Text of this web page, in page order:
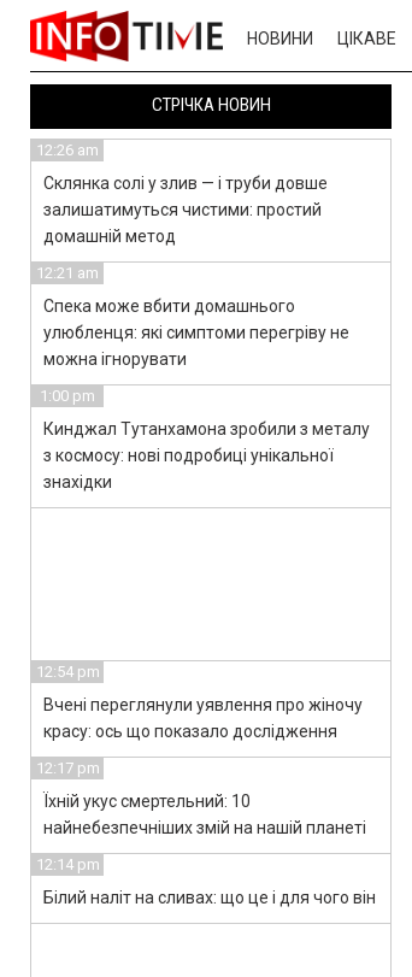
НОВИНИ ЦІКАВЕ
СТРІЧКА НОВИН
12:26 am
Склянка солі у злив — і труби довше
залишатимуться чистими: простий
домашній метод
12:21 am
Спека може вбити домашнього
улюбленця: які симптоми перегріву не
можна ігнорувати
1:00 pm
Кинджал Тутанхамона зробили з металу
з космосу: нові подробиці унікальної
знахідки
12:54 pm
Вчені переглянули уявлення про жіночу
красу: ось що показало дослідження
12:17 pm
Їхній укус смертельний: 10
найнебезпечніших змій на нашій планеті
12:14 pm
Білий наліт на сливах: що це і для чого він